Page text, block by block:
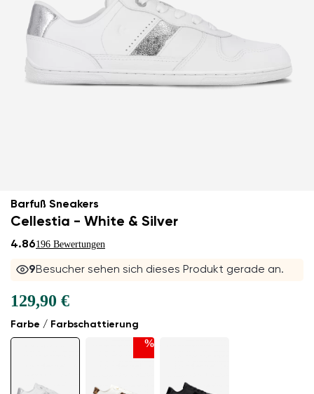
Barfuß Sneakers
Cellestia - White & Silver
4.86196 Bewertungen
9Besucher sehen sich dieses Produkt gerade an.
Farbe / Farbschattierung
%
129,90 €